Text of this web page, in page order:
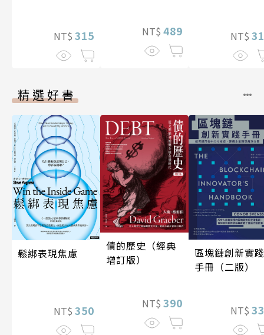
NT$ 315 NT$ 489 NT$
精選好書
鬆綁表現焦慮
NT$ 350
債的歷史（經典
增訂版）
NT$ 390
區塊鏈創新實踐
手冊（二版）
NT$